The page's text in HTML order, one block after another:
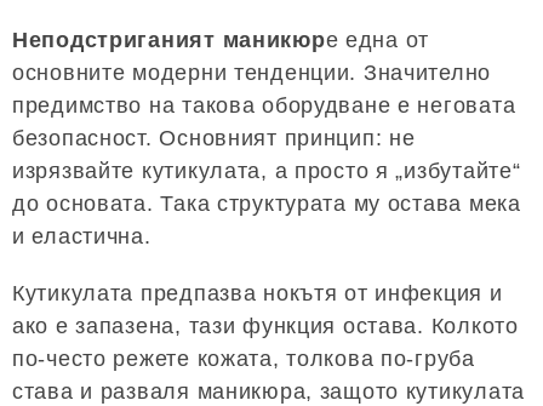
Неподстриганият маникюре една от
основните модерни тенденции. Значително
предимство на такова оборудване е неговата
безопасност. Основният принцип: не
изрязвайте кутикулата, а просто я „избутайте“
до основата. Така структурата му остава мека
и еластична.
Кутикулата предпазва нокътя от инфекция и
ако е запазена, тази функция остава. Колкото
по-често режете кожата, толкова по-груба
става и разваля маникюра, защото кутикулата